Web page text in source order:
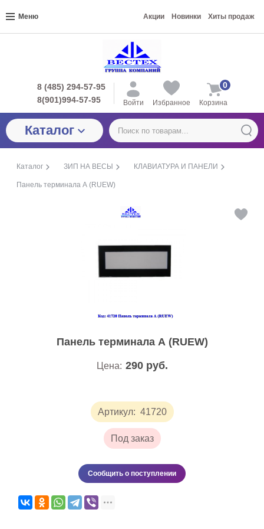
Меню Акции Новинки Хиты продаж
8 (485) 294-57-95
8(901)994-57-95
Войти Избранное Корзина
0
Каталог
Каталог ЗИП НА ВЕСЫ КЛАВИАТУРА И ПАНЕЛИ
Панель терминала А (RUEW)
Панель терминала А (RUEW)
Артикул: 41720
Под заказ
Цена: 290 руб.
Сообщить о поступлении